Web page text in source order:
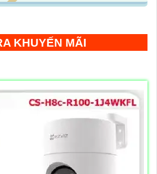
KHUYẾN MÃI